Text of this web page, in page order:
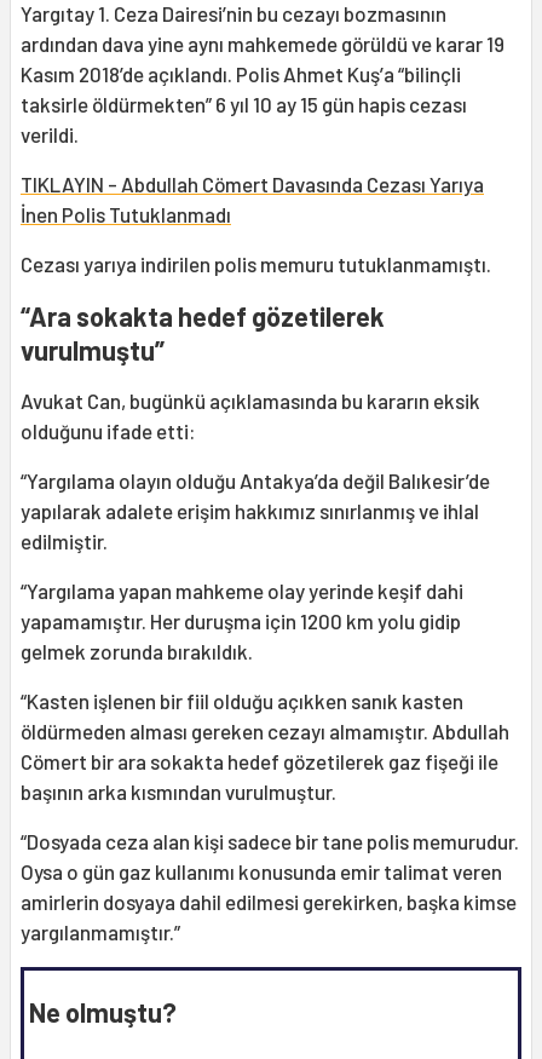
Yargıtay 1. Ceza Dairesi’nin bu cezayı bozmasının
ardından dava yine aynı mahkemede görüldü ve karar 19
Kasım 2018’de açıklandı. Polis Ahmet Kuş’a “bilinçli
taksirle öldürmekten” 6 yıl 10 ay 15 gün hapis cezası
verildi.
TIKLAYIN - Abdullah Cömert Davasında Cezası Yarıya
İnen Polis Tutuklanmadı
Cezası yarıya indirilen polis memuru tutuklanmamıştı.
“Ara sokakta hedef gözetilerek
vurulmuştu”
Avukat Can, bugünkü açıklamasında bu kararın eksik
olduğunu ifade etti:
“Yargılama olayın olduğu Antakya’da değil Balıkesir’de
yapılarak adalete erişim hakkımız sınırlanmış ve ihlal
edilmiştir.
“Yargılama yapan mahkeme olay yerinde keşif dahi
yapamamıştır. Her duruşma için 1200 km yolu gidip
gelmek zorunda bırakıldık.
“Kasten işlenen bir fiil olduğu açıkken sanık kasten
öldürmeden alması gereken cezayı almamıştır. Abdullah
Cömert bir ara sokakta hedef gözetilerek gaz fişeği ile
başının arka kısmından vurulmuştur.
“Dosyada ceza alan kişi sadece bir tane polis memurudur.
Oysa o gün gaz kullanımı konusunda emir talimat veren
amirlerin dosyaya dahil edilmesi gerekirken, başka kimse
yargılanmamıştır.”
Ne olmuştu?